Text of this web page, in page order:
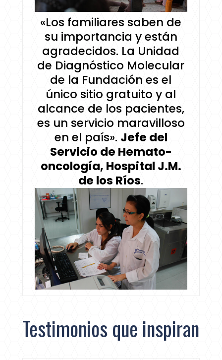
«Los familiares saben de
su importancia y están
agradecidos. La Unidad
de Diagnóstico Molecular
de la Fundación es el
único sitio gratuito y al
alcance de los pacientes,
es un servicio maravilloso
en el país». Jefe del
Servicio de Hemato-
oncología, Hospital J.M.
de los Ríos.
Testimonios que inspiran